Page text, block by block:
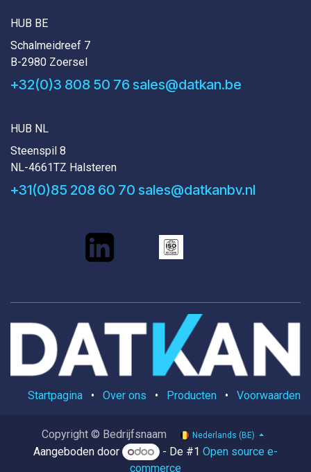
HUB BE
Schalmeidreef 7
B-2980 Zoersel
+32(0)3 808 50 76 sales@datkan.be
HUB NL
Steenspil 8
NL-4661TZ Halsteren
+31(0)85 208 60 70 sales@datkanbv.nl
Startpagina • Over ons • Producten • Voorwaarden
Copyright © Bedrijfsnaam Nederlands (BE)
Aangeboden door - De #1Open source e-
commerce